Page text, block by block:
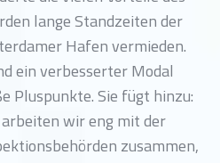
lange Standzeiten der
Hafen vermieden.
ein verbesserter Modal
Pluspunkte. Sie fügt hinzu:
wir eng mit der
zusammen,